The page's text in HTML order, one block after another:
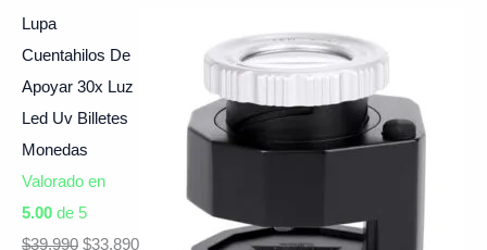
Lupa
Cuentahilos De
Apoyar 30x Luz
Led Uv Billetes
Monedas
Valorado en
5.00 de 5
$39.990 $33.890